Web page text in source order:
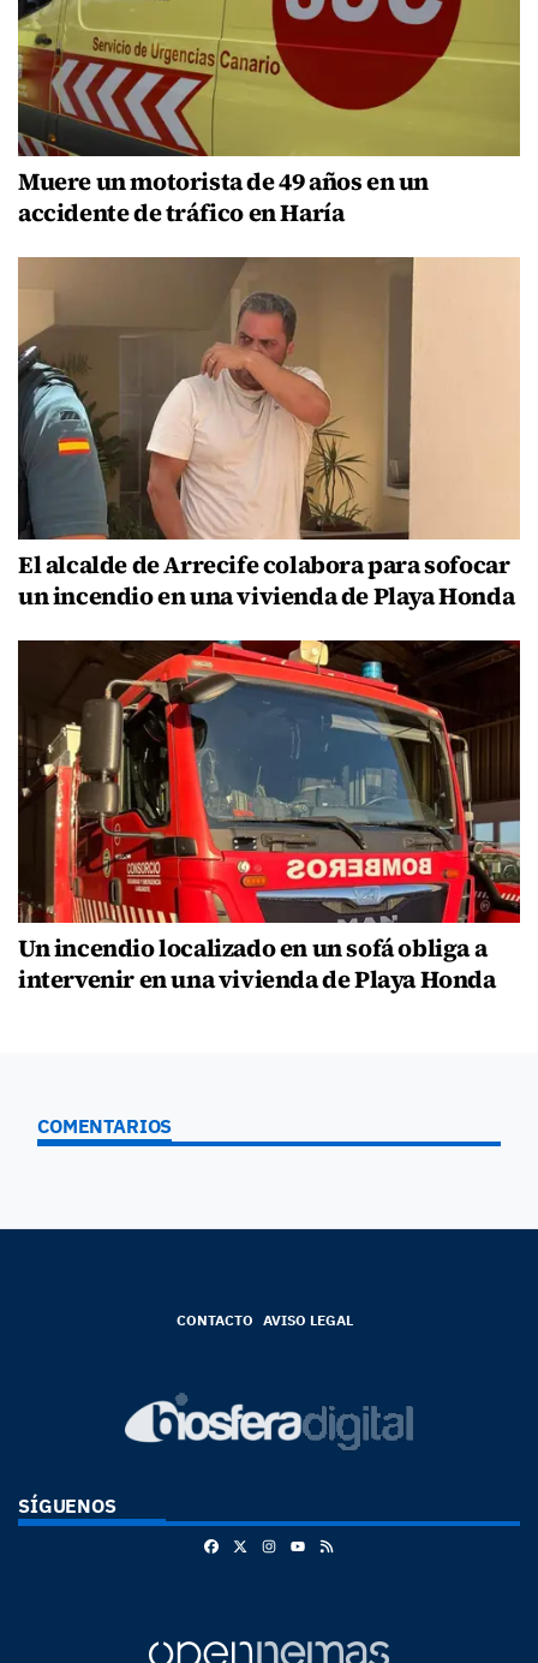
Muere un motorista de 49 años en un
accidente de tráfico en Haría
El alcalde de Arrecife colabora para sofocar
un incendio en una vivienda de Playa Honda
Un incendio localizado en un sofá obliga a
intervenir en una vivienda de Playa Honda
COMENTARIOS
CONTACTO AVISO LEGAL
SÍGUENOS
FacebookInstagram